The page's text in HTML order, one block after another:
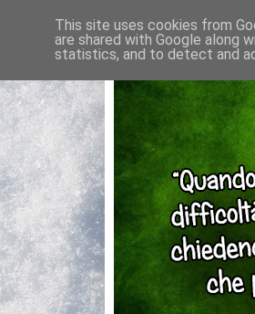
This site uses cookies from
are shared with Google along
statistics, and to detect and